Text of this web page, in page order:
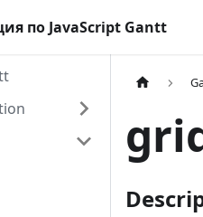
по JavaScript Gantt